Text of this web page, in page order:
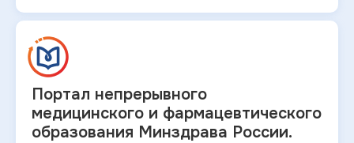
Портал непрерывного
медицинского и фармацевтического
образования Минздрава России.